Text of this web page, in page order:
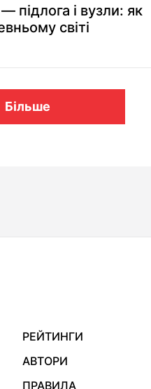
підлога і вузли: як
світі
Більше
РЕЙТИНГИ
АВТОРИ
ПРАВИЛА